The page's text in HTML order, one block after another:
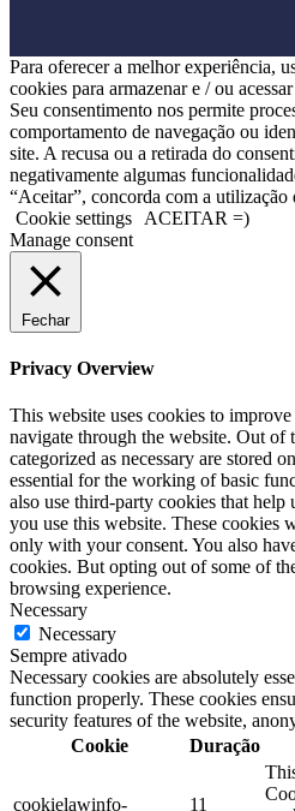
Para oferecer a melhor experiência,
cookies para armazenar e / ou
Seu consentimento nos permite
comportamento de navegação ou
site. A recusa ou a retirada do
negativamente algumas
“Aceitar”, concorda com a
Cookie settings
ACEITAR =)
Manage consent
Fechar
Privacy Overview
This website uses cookies to
navigate through the website. Out of
categorized as necessary are stored
essential for the working of basic
also use third-party cookies that help
you use this website. These cookies
only with your consent. You also
cookies. But opting out of some of
browsing experience.
Necessary
Necessary
Sempre ativado
Necessary cookies are absolutely
function properly. These cookies
security features of the website,
Cookie
Duração
cookielawinfo- 11